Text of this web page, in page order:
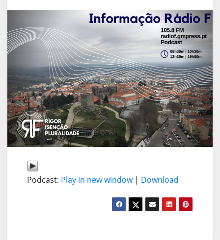
Podcast: Play in new window| Download